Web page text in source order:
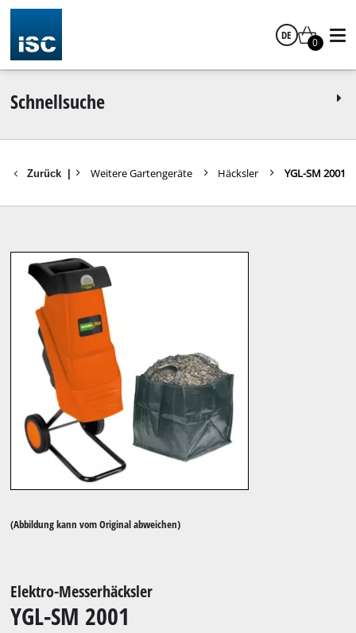
DE
0
Schnellsuche
Zurück Weitere Gartengeräte Häcksler YGL-SM 2001
(Abbildung kann vom Original abweichen)
Elektro-Messerhäcksler
YGL-SM 2001